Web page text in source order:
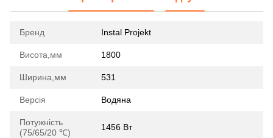
Бренд Instal Projekt
Висота,мм 1800
Ширина,мм 531
Версія Водяна
Потужність
(75/65/20 ℃)
1456 Вт